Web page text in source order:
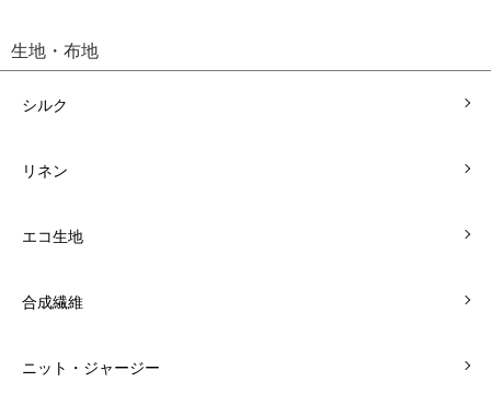
生地・布地
シルク
リネン
エコ生地
合成繊維
ニット・ジャージー